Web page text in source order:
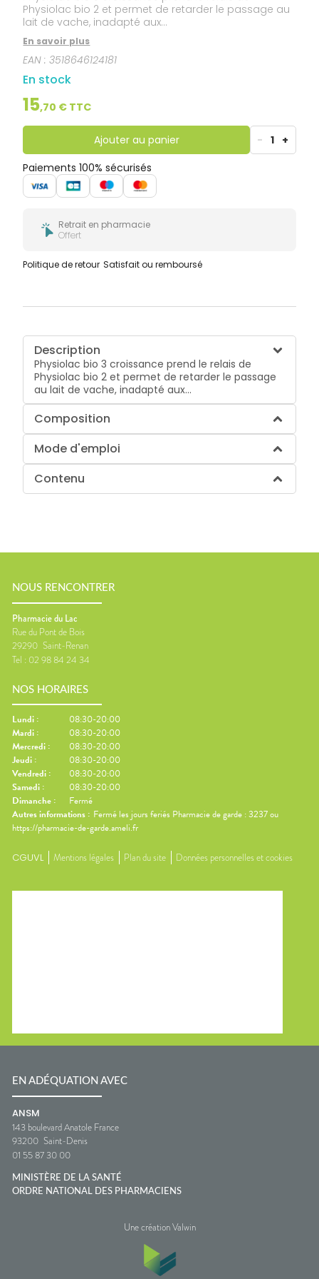
Physiolac bio 2 et permet de retarder le passage au
lait de vache, inadapté aux...
En savoir plus
EAN :3518646124181
En stock
15,70 € TTC
Ajouter au panier - 1 +
Paiements 100% sécurisés
Retrait en pharmacie
Offert
Politique de retour Satisfait ou remboursé
Description
Physiolac bio 3 croissance prend le relais de
Physiolac bio 2 et permet de retarder le passage
au lait de vache, inadapté aux...
Composition
Mode d'emploi
Contenu
NOUS RENCONTRER
Pharmacie du Lac
Rue du Pont de Bois
29290 Saint-Renan
Tel : 02 98 84 24 34
NOS HORAIRES
Lundi :
08:30-20:00
Mardi :
08:30-20:00
Mercredi :
08:30-20:00
Jeudi :
08:30-20:00
Vendredi :
08:30-20:00
Samedi :
08:30-20:00
Dimanche :
Fermé
Autres informations : Fermé les jours feriés Pharmacie de garde : 3237 ou
https://pharmacie-de-garde.ameli.fr
CGUVL Mentions légales Plan du site Données personnelles et cookies
EN ADÉQUATION AVEC
ANSM
143 boulevard Anatole France
93200 Saint-Denis
01 55 87 30 00
MINISTÈRE DE LA SANTÉ
ORDRE NATIONAL DES PHARMACIENS
Une création Valwin